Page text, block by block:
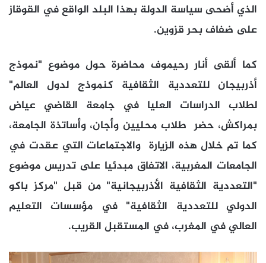
الذي أضحى سياسة الدولة بهذا البلد الواقع في القوقاز
على ضفاف بحر قزوين.
كما ألقى أنار رحيموف محاضرة حول موضوع "نموذج
أذربيجان للتعددية الثقافية كنموذج لدول العالم"
لطلاب الدراسات العليا في جامعة القاضي عياض
بمراكش، حضر طلاب محليين وأجان، وأساتذة الجامعة،
كما تم خلال هذه الزيارة والاجتماعات التي عقدت في
الجامعات المغربية، الاتفاق مبدئيا على تدريس موضوع
"التعددية الثقافية الأذربيجانية" من قبل "مركز باكو
الدولي للتعددية الثقافية" في مؤسسات التعليم
العالي في المغرب، في المستقبل القريب.